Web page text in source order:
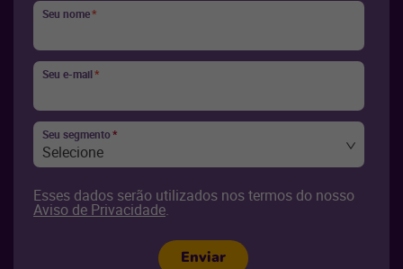
Seu nome*
Seu e-mail*
Seu segmento*
Selecione
Esses dados serão utilizados nos termos do nosso
Aviso de Privacidade.
Enviar